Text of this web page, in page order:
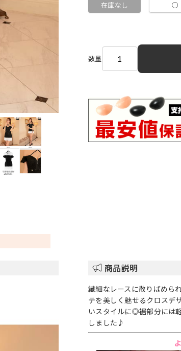
在庫なし ○
数量
商品説明
繊細なレースに散りばめら
テを美しく魅せるクロスデ
いスタイルに◎裾部分には
しました♪